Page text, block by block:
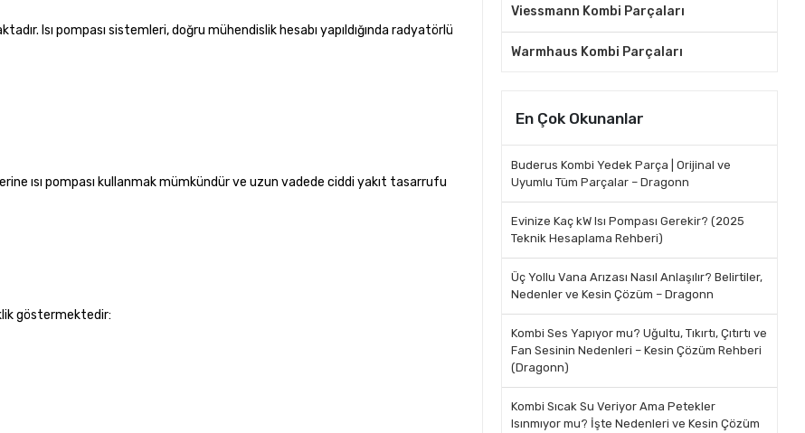
Isı pompası sistemleri, doğru mühendislik hesabı yapıldığında radyatörlü
ısı pompası kullanmak mümkündür ve uzun vadede ciddi yakıt tasarrufu
göstermektedir:
Viessmann Kombi Parçaları
Warmhaus Kombi Parçaları
En Çok Okunanlar
Buderus Kombi Yedek Parça | Orijinal ve
Uyumlu Tüm Parçalar – Dragonn
Evinize Kaç kW Isı Pompası Gerekir? (2025
Teknik Hesaplama Rehberi)
Üç Yollu Vana Arızası Nasıl Anlaşılır? Belirtiler,
Nedenler ve Kesin Çözüm – Dragonn
Kombi Ses Yapıyor mu? Uğultu, Tıkırtı, Çıtırtı ve
Fan Sesinin Nedenleri – Kesin Çözüm Rehberi
(Dragonn)
Kombi Sıcak Su Veriyor Ama Petekler
Isınmıyor mu? İşte Nedenleri ve Kesin Çözüm